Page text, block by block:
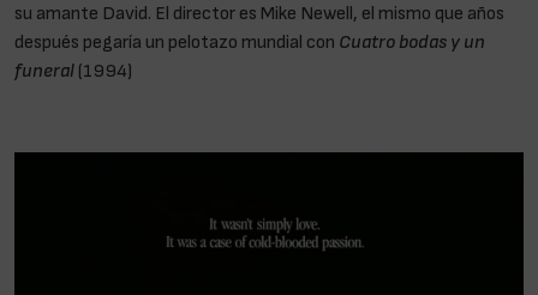
su amante David. El director es Mike Newell, el mismo que años
después pegaría un pelotazo mundial con Cuatro bodas y un
funeral (1994)